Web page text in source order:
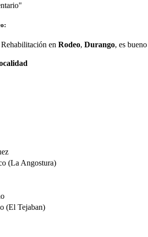
en Rodeo, Durango, es
(La Angostura)
(El Tejaban)